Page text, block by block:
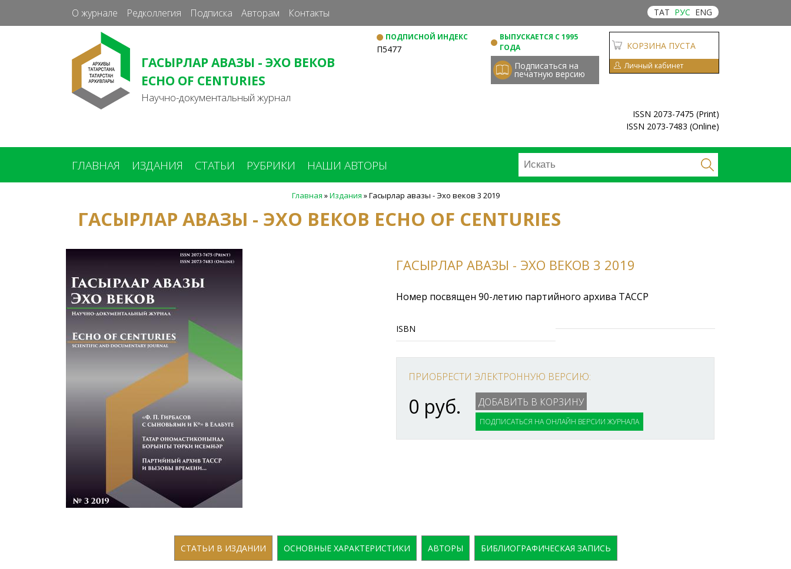
к
основному
О журнале Редколлегия Подписка Авторам Контакты ТАТ РУС ENG
ГАСЫРЛАР АВАЗЫ - ЭХО ВЕКОВ
ECHO OF CENTURIES
Научно-документальный журнал
ПОДПИСНОЙ ИНДЕКС
П5477
ВЫПУСКАЕТСЯ С 1995
ГОДА
Подписаться на
печатную версию
КОРЗИНА ПУСТА
Личный кабинет
ISSN 2073-7475 (Print)
ISSN 2073-7483 (Online)
ГЛАВНАЯ ИЗДАНИЯ СТАТЬИ РУБРИКИ НАШИ АВТОРЫ
здесь
Главная »Издания »Гасырлар авазы - Эхо веков 3 2019
ГАСЫРЛАР АВАЗЫ - ЭХО ВЕКОВ ECHO OF CENTURIES
ГАСЫРЛАР АВАЗЫ - ЭХО ВЕКОВ 3 2019
Номер посвящен 90-летию партийного архива ТАССР
ISBN
ПРИОБРЕСТИ ЭЛЕКТРОННУЮ ВЕРСИЮ:
0 руб.
ПОДПИСАТЬСЯ НА ОНЛАЙН ВЕРСИИ ЖУРНАЛА
СТАТЬИ В ИЗДАНИИ ОСНОВНЫЕ ХАРАКТЕРИСТИКИ АВТОРЫ БИБЛИОГРАФИЧЕСКАЯ ЗАПИСЬ